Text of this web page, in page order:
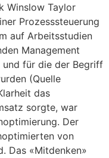
Winslow Taylor
Prozesssteuerung
auf Arbeitsstudien
Management
für die der Begriff
(Quelle
das
sorgte, war
Der
von
Das «Mitdenken»